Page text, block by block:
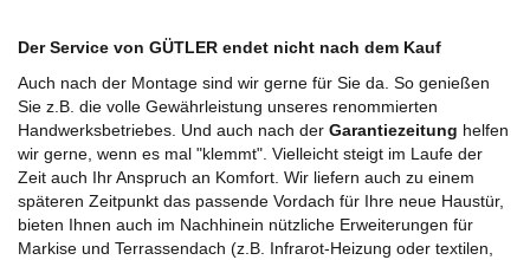
Der Service von GÜTLER endet nicht nach dem Kauf
Auch nach der Montage sind wir gerne für Sie da. So genießen
Sie z.B. die volle Gewährleistung unseres renommierten
Handwerksbetriebes. Und auch nach der Garantiezeitung helfen
wir gerne, wenn es mal "klemmt". Vielleicht steigt im Laufe der
Zeit auch Ihr Anspruch an Komfort. Wir liefern auch zu einem
späteren Zeitpunkt das passende Vordach für Ihre neue Haustür,
bieten Ihnen auch im Nachhinein nützliche Erweiterungen für
Markise und Terrassendach (z.B. Infrarot-Heizung oder textilen,